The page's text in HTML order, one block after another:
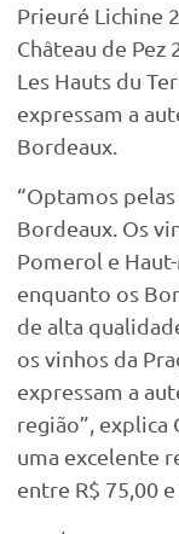
Prieuré Lichine
Château de Pez
Les Hauts du
expressam a
Bordeaux.
“Optamos
Bordeaux. Os
Pomerol e
enquanto os
de alta
os vinhos da
expressam a
região”, explica
uma excelente
entre R$ 75,00 e